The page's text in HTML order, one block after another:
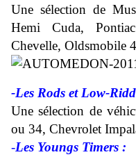
Une sélection de
Hemi Cuda,
Chevelle, Oldsmobile
-Les Rods et Low-
Une sélection de
ou 34, Chevrolet
-Les Youngs Timers :